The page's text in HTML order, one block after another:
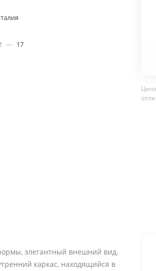
— 17
элегантный внешний вид.
каркас, находящийся в